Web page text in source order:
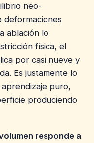
neo-
deformaciones
ablación lo
física, el
por casi nueve y
Es justamente lo
puro,
produciendo
responde a